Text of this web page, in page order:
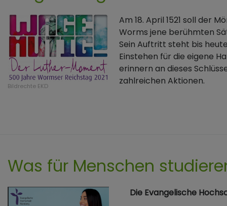
Bildrechte EKD
Am 18. April 1521 soll der
Worms jene berühmten
Sein Auftritt steht bis
Einstehen für die eigene
erinnern an dieses
zahlreichen Aktionen.
Was für Menschen
Die Evangelische